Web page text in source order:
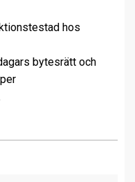
hos
bytesrätt och